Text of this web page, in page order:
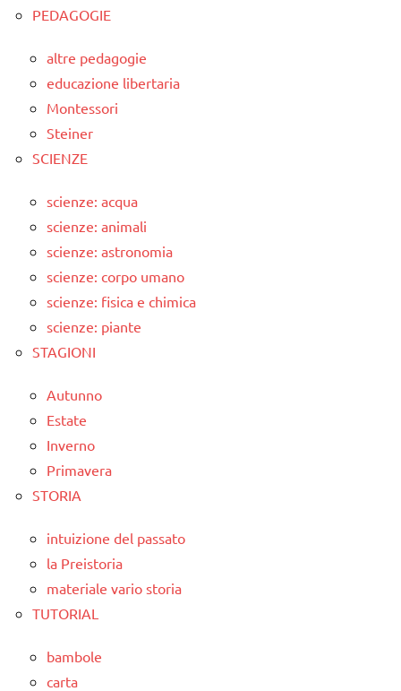
PEDAGOGIE
altre pedagogie
educazione libertaria
Montessori
Steiner
SCIENZE
scienze: acqua
scienze: animali
scienze: astronomia
scienze: corpo umano
scienze: fisica e chimica
scienze: piante
STAGIONI
Autunno
Estate
Inverno
Primavera
STORIA
intuizione del passato
la Preistoria
materiale vario storia
TUTORIAL
bambole
carta